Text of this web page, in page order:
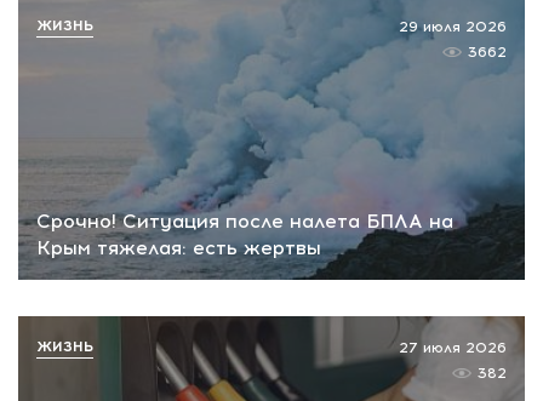
Срочно! Ситуация после налета БПЛА на
Крым тяжелая: есть жертвы
29 июля 2026
3662
ЖИЗНЬ
27 июля 2026
382
ЖИЗНЬ